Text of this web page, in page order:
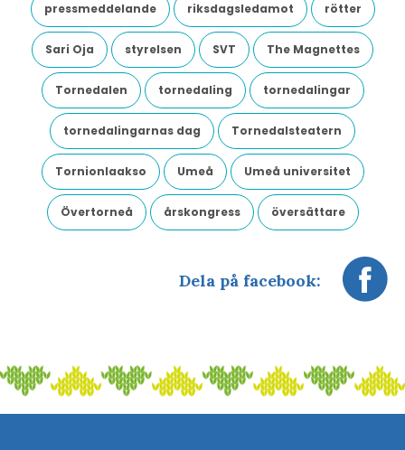
pressmeddelande riksdagsledamot rötter
Sari Oja styrelsen SVT The Magnettes
Tornedalen tornedaling tornedalingar
tornedalingarnas dag Tornedalsteatern
Tornionlaakso Umeå Umeå universitet
Övertorneå årskongress översättare
Dela på facebook: